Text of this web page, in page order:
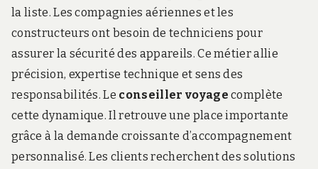
la liste. Les compagnies aériennes et les
constructeurs ont besoin de techniciens pour
assurer la sécurité des appareils. Ce métier allie
précision, expertise technique et sens des
responsabilités. Le conseiller voyage complète
cette dynamique. Il retrouve une place importante
grâce à la demande croissante d’accompagnement
personnalisé. Les clients recherchent des solutions